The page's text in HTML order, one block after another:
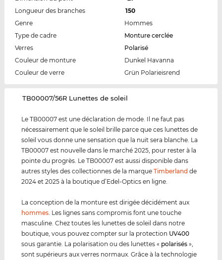
Longueur des branches
150
Genre
Hommes
Type de cadre
Monture cerclée
Verres
Polarisé
Couleur de monture
Dunkel Havanna
Couleur de verre
Grün Polarieisrend
‌TB00007/56R Lunettes de soleil
Le TB00007 est une déclaration de mode. Il ne faut pas
nécessairement que le soleil brille parce que ces lunettes de
soleil vous donne une sensation que la nuit sera blanche. La
TB00007 est nouvelle dans le marché 2025, pour rester à la
pointe du progrès. Le TB00007 est aussi disponible dans
autres styles des collectionnes de la marqueTimberland de
2024 et 2025 à la boutique d’Edel-Optics en ligne.
La conception de la monture est dirigée décidément aux
hommes . Les lignes sans compromis font une touche
masculine. Chez toutes les lunettes de soleil dans notre
boutique, vous pouvez compter sur la protection UV400
sous garantie. La polarisation ou des lunettes « polarisés »,
sont supérieurs aux verres normaux. Grâce à la technologie